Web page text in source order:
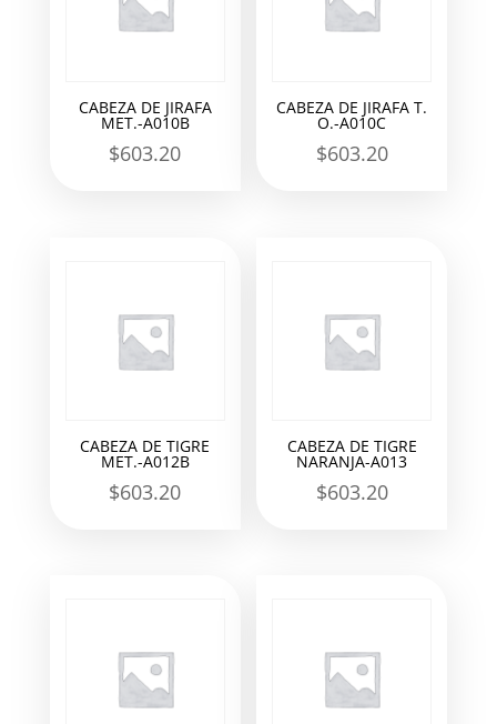
CABEZA DE JIRAFA
MET.-A010B
$603.20
CABEZA DE JIRAFA T.
O.-A010C
$603.20
CABEZA DE TIGRE
MET.-A012B
$603.20
CABEZA DE TIGRE
NARANJA-A013
$603.20